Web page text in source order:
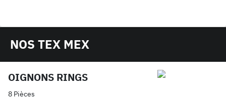
NOS TEX MEX
OIGNONS RINGS
8 Pièces